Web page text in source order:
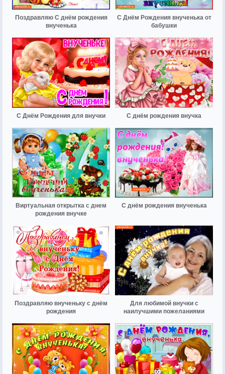
Поздравляю C днём рождения
внученька
С Днём Рождения внученька от
бабушки
С Днём Рождения для внучки С днём рождения внучка
Виртуальная открытка с днем
рождения внучке
С днём рождения внученька
Поздравляю внученьку с днём
рождения
Для любимой внучки с
наилучшими пожеланиями